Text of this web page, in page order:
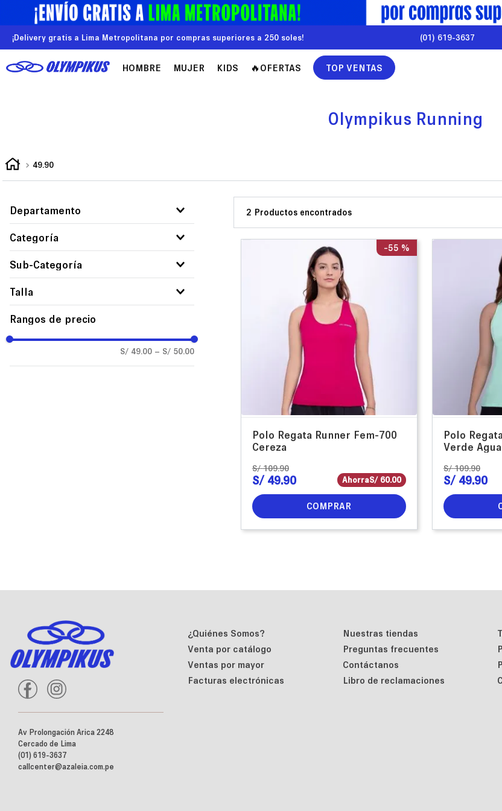
¡Delivery gratis a Lima Metropolitana por compras superiores a 250 soles! (01) 619-3637
HOMBRE MUJER KIDS 🔥OFERTAS TOP VENTAS
Olympikus Running
49.90
Departamento
Mujer
Categoría
Ropa deportiva
Sub-Categoría
Talla
Rangos de precio
S/ 49.00 – S/ 50.00
2
-55 %
Polo Regata Runner Fem-700
Cereza
S/ 109.90
S/ 49.90 AhorraS/ 60.00
COMPRAR
Polo
Verde Agua
S/ 109.90
S/ 49.90
Av Prolongación Arica 2248
Cercado de Lima
(01) 619-3637
callcenter@azaleia.com.pe
¿Quiénes Somos?
Venta por catálogo
Ventas por mayor
Facturas electrónicas
Nuestras tiendas
Preguntas frecuentes
Contáctanos
Libro de reclamaciones